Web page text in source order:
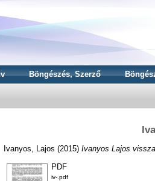
Böngészés, Szerző
Ivanyos, Lajos (2015) Ivanyos Lajos
PDF
iv-.pdf